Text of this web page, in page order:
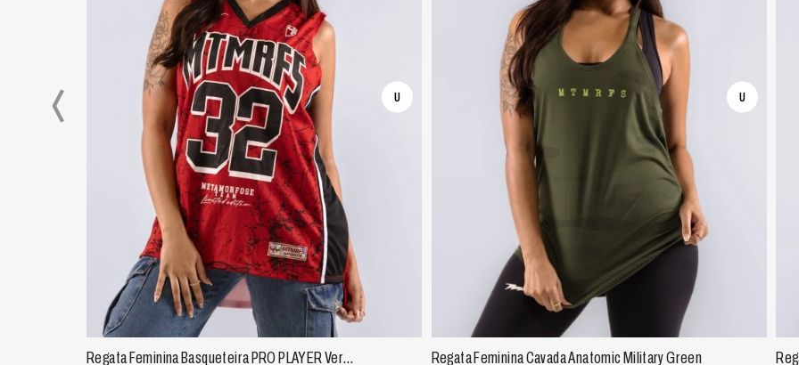
ESPIAR
U
Regata Feminina Basqueteira PRO PLAYER Verme
ESPIAR
U
Regata Feminina Cavada Anatomic Military Green